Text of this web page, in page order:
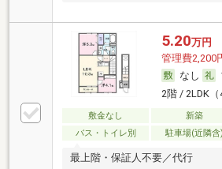
5.20万円
管理費2,200
なし
2階 / 2LDK（
敷金なし 新築
バス・トイレ別
駐車場(近隣含)
最上階・保証人不要／代行